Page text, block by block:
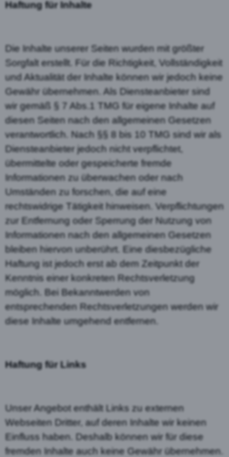
Haftung für Inhalte
Die Inhalte unserer Seiten wurden mit größter
Sorgfalt erstellt. Für die Richtigkeit, Vollständigkeit
und Aktualität der Inhalte können wir jedoch keine
Gewähr übernehmen. Als Diensteanbieter sind
wir gemäß § 7 Abs.1 TMG für eigene Inhalte auf
diesen Seiten nach den allgemeinen Gesetzen
verantwortlich. Nach §§ 8 bis 10 TMG sind wir als
Diensteanbieter jedoch nicht verpflichtet,
übermittelte oder gespeicherte fremde
Informationen zu überwachen oder nach
Umständen zu forschen, die auf eine
rechtswidrige Tätigkeit hinweisen. Verpflichtungen
zur Entfernung oder Sperrung der Nutzung von
Informationen nach den allgemeinen Gesetzen
bleiben hiervon unberührt. Eine diesbezügliche
Haftung ist jedoch erst ab dem Zeitpunkt der
Kenntnis einer konkreten Rechtsverletzung
möglich. Bei Bekanntwerden von
entsprechenden Rechtsverletzungen werden wir
diese Inhalte umgehend entfernen.
Haftung für Links
Unser Angebot enthält Links zu externen
Webseiten Dritter, auf deren Inhalte wir keinen
Einfluss haben. Deshalb können wir für diese
fremden Inhalte auch keine Gewähr übernehmen.